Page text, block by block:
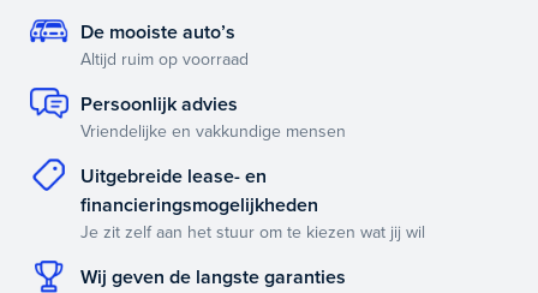
De mooiste auto’s
Altijd ruim op voorraad
Persoonlijk advies
Vriendelijke en vakkundige mensen
Uitgebreide lease- en
financieringsmogelijkheden
Je zit zelf aan het stuur om te kiezen wat jij wil
Wij geven de langste garanties